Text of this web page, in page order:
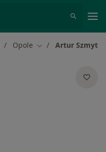
Opole Zmień miasto
Artur Szmyt